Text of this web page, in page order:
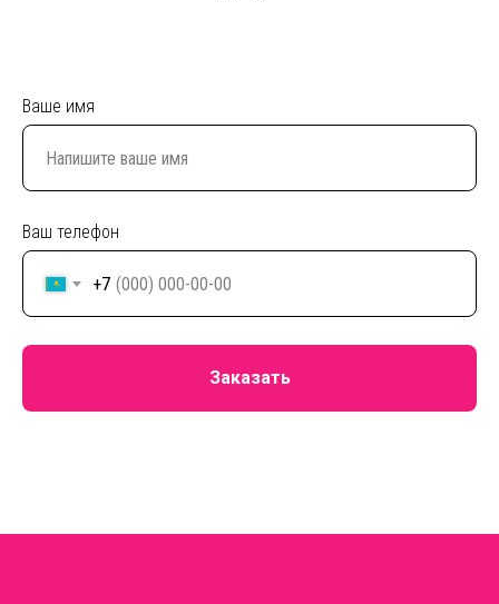
Ваше имя
Ваш телефон
+7
Заказать